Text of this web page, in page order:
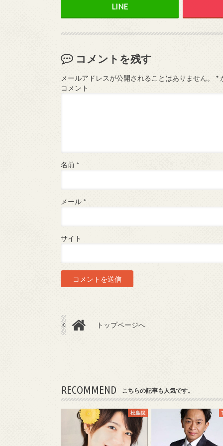
コメントを残す
メールアドレスが公開されることはありません。 *
コメント
名前 *
メール *
サイト
トップページへ
RECOMMEND こちらの記事も人気です。
松島聡